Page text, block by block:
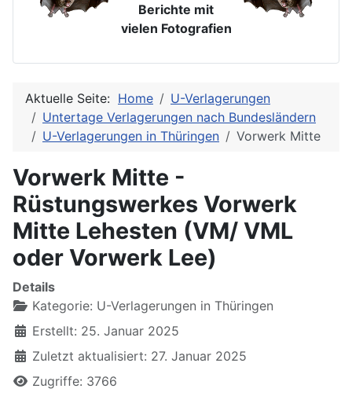
Berichte mit
vielen Fotografien
Aktuelle Seite: Home
U-Verlagerungen
Untertage Verlagerungen nach Bundesländern
U-Verlagerungen in Thüringen
Vorwerk Mitte
Vorwerk Mitte -
Rüstungswerkes Vorwerk
Mitte Lehesten (VM/ VML
oder Vorwerk Lee)
Details
Kategorie: U-Verlagerungen in Thüringen
Erstellt: 25. Januar 2025
Zuletzt aktualisiert: 27. Januar 2025
Zugriffe: 3766